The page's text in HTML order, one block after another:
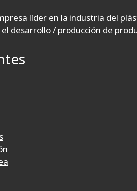
líder en la industria del
desarrollo / producción de